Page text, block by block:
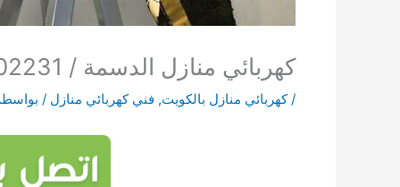
كهربائي منازل الدسمة / 69002231 / فني كهربائي منازل
/كهربائي منازل بالكويت, فني كهربائي منازل /